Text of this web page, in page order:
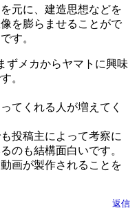
元に、建造思想などを
を膨らませることがで
す。
ずメカからヤマトに興味
。
てくれる人が増えてく
投稿主によって考察に
のも結構面白いです。
画が製作されることを
返信